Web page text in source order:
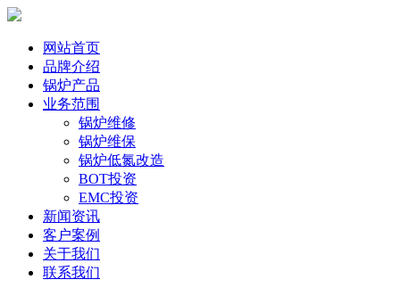
网站首页
品牌介绍
锅炉产品
业务范围
锅炉维修
锅炉维保
锅炉低氮改造
BOT投资
EMC投资
新闻资讯
客户案例
关于我们
联系我们